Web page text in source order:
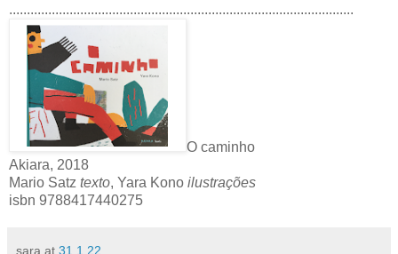
.................................................................................................
O caminho
Akiara, 2018
Mario Satz texto, Yara Kono ilustrações
isbn 9788417440275
sara at 31.1.22